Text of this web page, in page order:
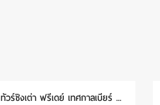
ทัวร์ชิงเต่า ฟรีเดย์ เทศกาลเบียร์ ...